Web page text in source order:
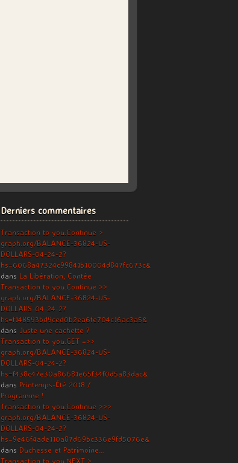
Derniers commentaires
Transaction to you.Continue >
graph.org/BALANCE-36824-US-
DOLLARS-04-24-2?
hs=6068a47324c99841b10004d847fc673c&
dans La Libération, Contée
Transaction to you.Continue >>
graph.org/BALANCE-36824-US-
DOLLARS-04-24-2?
hs=f148593bd9ced0b2ea6fe704c16ac3a5&
dans Juste une cachette ?
Transaction to you.GET =>>
graph.org/BALANCE-36824-US-
DOLLARS-04-24-2?
hs=f438c47e30a86681e65f34f0d5a83dac&
dans Printemps-Été 2018 /
Programme !
Transaction to you.Continue >>>
graph.org/BALANCE-36824-US-
DOLLARS-04-24-2?
hs=9e46f4ade110a87d69bc336e9fd5076e&
dans Duchesse et Patrimoine…
Transaction to you.NEXT >